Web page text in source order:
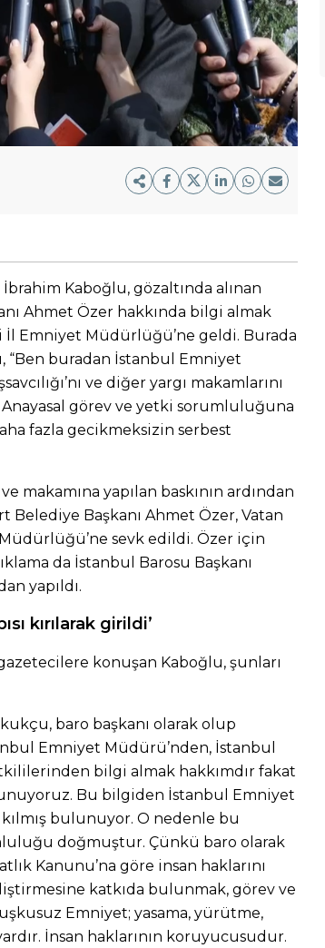
Kaboğlu, gözaltında alınan
Ahmet Özer hakkında bilgi almak
İl Emniyet Müdürlüğü’ne geldi. Burada
“Ben buradan İstanbul Emniyet
ve diğer yargı makamlarını
görev ve yetki sorumluluğuna
fazla gecikmeksizin serbest
makamına yapılan baskının ardından
Belediye Başkanı Ahmet Özer, Vatan
sevk edildi. Özer için
da İstanbul Barosu Başkanı
yapıldı.
kırılarak girildi’
konuşan Kaboğlu, şunları
baro başkanı olarak olup
Emniyet Müdürü’nden, İstanbul
bilgi almak hakkımdır fakat
Bu bilgiden İstanbul Emniyet
bulunuyor. O nedenle bu
doğmuştur. Çünkü baro olarak
Kanunu’na göre insan haklarını
katkıda bulunmak, görev ve
Emniyet; yasama, yürütme,
İnsan haklarının koruyucusudur.